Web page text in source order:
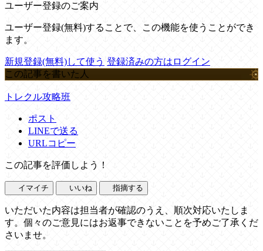
ユーザー登録のご案内
ユーザー登録(無料)することで、この機能を使うことができ
ます。
新規登録(無料)して使う 登録済みの方はログイン
この記事を書いた人
トレクル攻略班
ポスト
LINEで送る
URLコピー
この記事を評価しよう！
イマイチ いいね 指摘する
いただいた内容は担当者が確認のうえ、順次対応いたしま
す。個々のご意見にはお返事できないことを予めご了承くだ
さいませ。